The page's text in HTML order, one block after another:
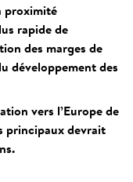
proximité
rapide de
des marges de
développement des
vers l’Europe de
principaux devrait